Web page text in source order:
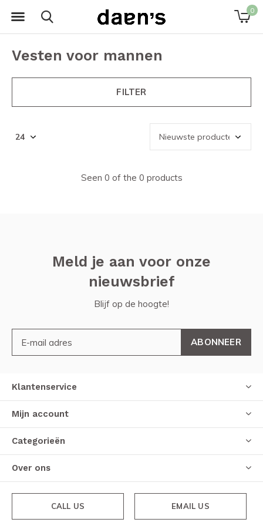
0
Vesten voor mannen
FILTER
Seen 0 of the 0 products
Meld je aan voor onze
nieuwsbrief
Blijf op de hoogte!
ABONNEER
Klantenservice
Mijn account
Categorieën
Over ons
CALL US EMAIL US